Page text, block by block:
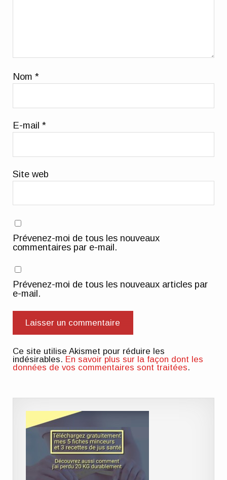
Nom*
E-mail*
Site web
Prévenez-moi de tous les nouveaux
commentaires par e-mail.
Prévenez-moi de tous les nouveaux articles par
e-mail.
Ce site utilise Akismet pour réduire les
indésirables. En savoir plus sur la façon dont les
données de vos commentaires sont traitées.